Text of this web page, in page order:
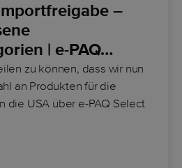
–
| e-PAQ…
zu können, dass wir nun
an Produkten für die
die USA über e-PAQ Select